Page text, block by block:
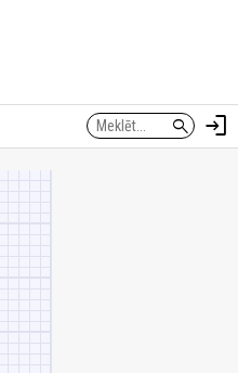
search login